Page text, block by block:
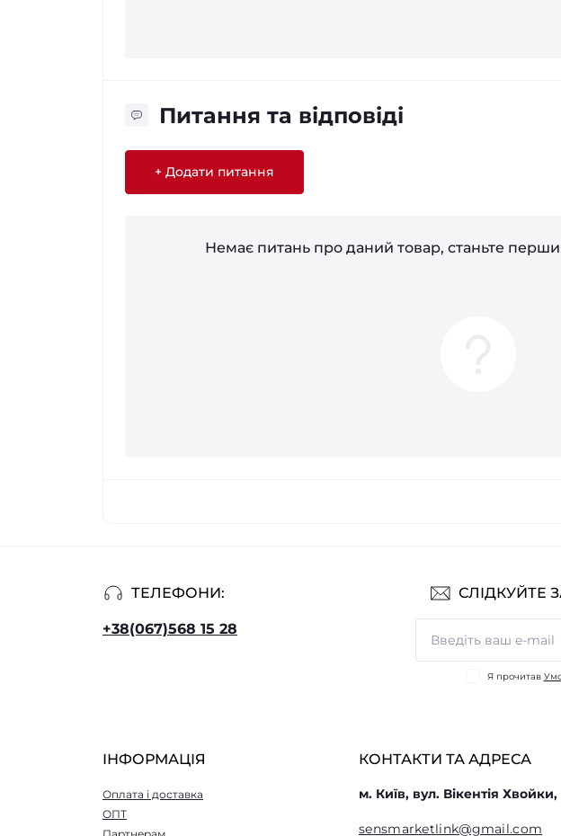
Питання та відповіді
+ Додати питання
Немає питань про даний товар, станьте
ТЕЛЕФОНИ:
+38(067)568 15 28
СЛІДКУЙТЕ
Я прочитав
ІНФОРМАЦІЯ
Оплата і доставка
ОПТ
КОНТАКТИ ТА АДРЕСА
м. Київ, вул. Вікентія Хвойки,
sensmarketlink@gmail.com